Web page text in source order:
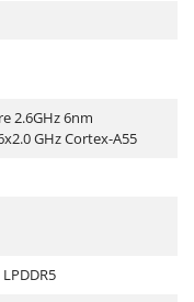
2.6GHz 6nm
GHz Cortex-A55
LPDDR5